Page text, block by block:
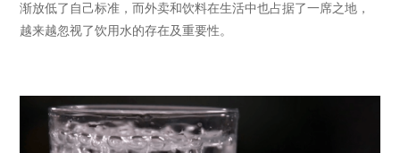
渐放低了自己标准，而外卖和饮料在生活中也占据了一席之地，
越来越忽视了饮用水的存在及重要性。